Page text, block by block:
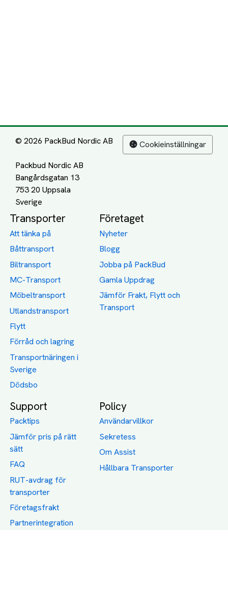
© 2026 PackBud Nordic AB
Packbud Nordic AB
Bangårdsgatan 13
753 20 Uppsala
Cookieinställningar
Transporter
Att tänka på
Båttransport
Biltransport
MC-Transport
Möbeltransport
Utlandstransport
Flytt
Förråd och lagring
Transportnäringen i
Sverige
Dödsbo
Företaget
Nyheter
Blogg
Jobba på PackBud
Gamla Uppdrag
Jämför Frakt, Flytt och
Transport
Support
Packtips
Jämför pris på rätt
sätt
FAQ
RUT-avdrag för
transporter
Företagsfrakt
Partnerintegration
Policy
Användarvillkor
Sekretess
Om Assist
Hållbara Transporter